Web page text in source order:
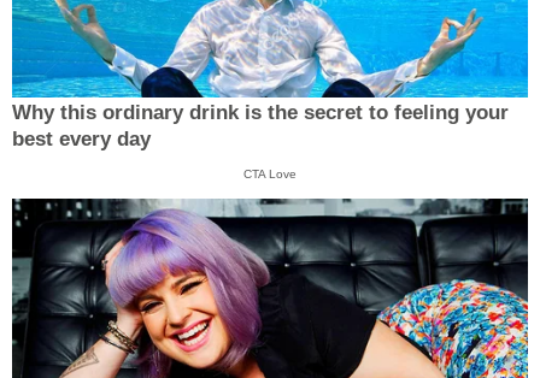
Why this ordinary drink is the secret to feeling your
best every day
CTA Love